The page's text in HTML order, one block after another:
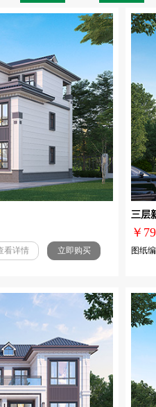
看详情 立即购买
三层
￥
图纸编